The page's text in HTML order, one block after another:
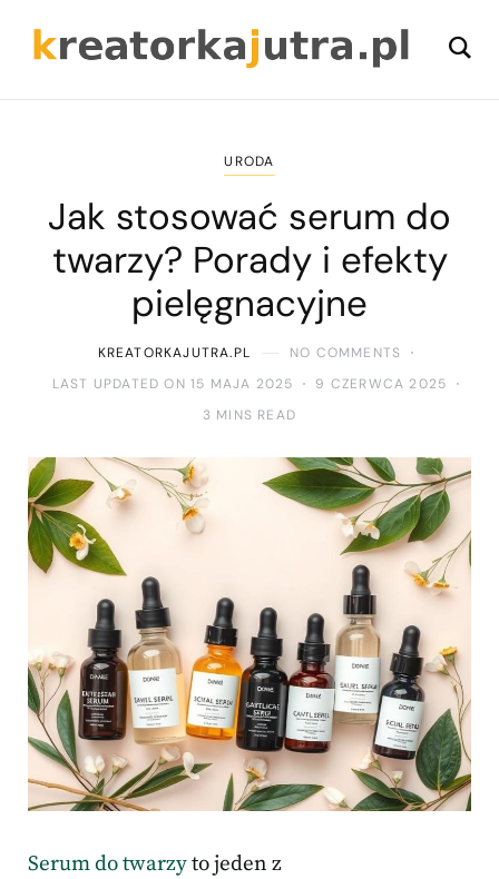
URODA
Jak stosować serum do
twarzy? Porady i efekty
pielęgnacyjne
KREATORKAJUTRA.PL
NO COMMENTS
LAST UPDATED ON 15 MAJA 2025
9 CZERWCA 2025
3 MINS READ
Serum do twarzyto jeden z